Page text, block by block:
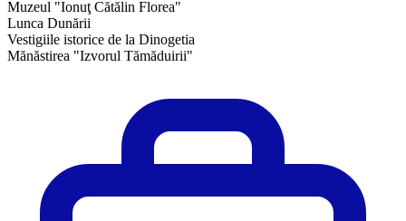
Muzeul "Ionuţ Cătălin Florea"
Lunca Dunării
Vestigiile istorice de la Dinogetia
Mănăstirea "Izvorul Tămăduirii"